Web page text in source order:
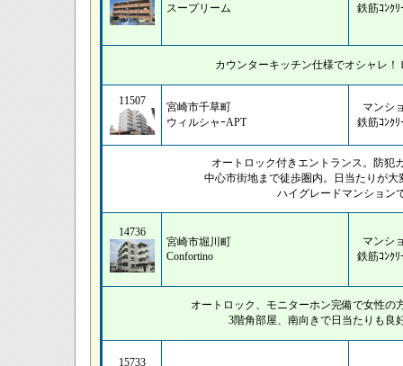
スープリーム
鉄筋ｺﾝｸﾘ
カウンターキッチン仕様でオシャレ
11507
宮崎市千草町
ウィルシャｰAPT
マンシ
鉄筋ｺﾝｸﾘ
オートロック付きエントランス。防犯
中心市街地まで徒歩圏内。日当たりが
ハイグレードマンション
14736
宮崎市堀川町
Confortino
マンシ
鉄筋ｺﾝｸﾘ
オートロック、モニターホン完備で女性の
3階角部屋、南向きで日当たりも
15733